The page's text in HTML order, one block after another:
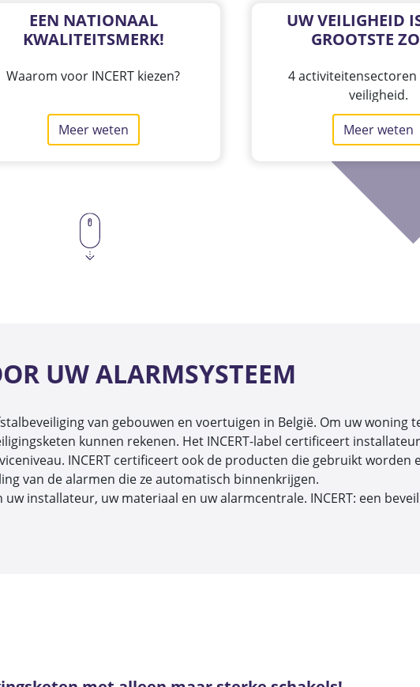
EEN NATIONAAL
KWALITEITSMERK!
Waarom voor INCERT kiezen?
Meer weten
UW VEILIGHEID
GROOTSTE
4
veiligheid.
Meer weten
UW ALARMSYSTEEM
van gebouwen en voertuigen in België. Om uw woning
kunnen rekenen. Het INCERT-label certificeert
INCERT certificeert ook de producten die gebruikt worden
van de alarmen die ze automatisch binnenkrijgen.
installateur, uw materiaal en uw alarmcentrale. INCERT: een